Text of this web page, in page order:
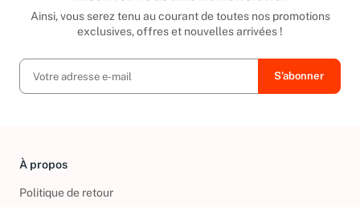
Ainsi, vous serez tenu au courant de toutes nos promotions
exclusives, offres et nouvelles arrivées !
À propos
Politique de retour